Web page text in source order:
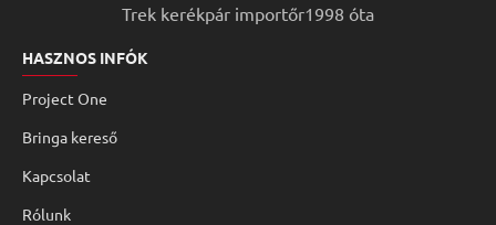
Trek kerékpár importőr1998 óta
HASZNOS INFÓK
Project One
Bringa kereső
Kapcsolat
Rólunk